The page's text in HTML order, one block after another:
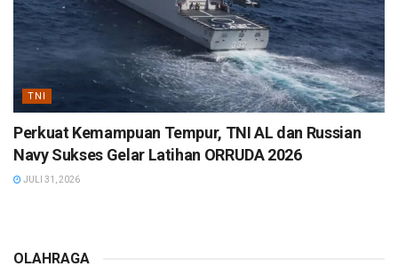
TNI
Perkuat Kemampuan Tempur, TNI AL dan Russian
Navy Sukses Gelar Latihan ORRUDA 2026
JULI 31, 2026
OLAHRAGA